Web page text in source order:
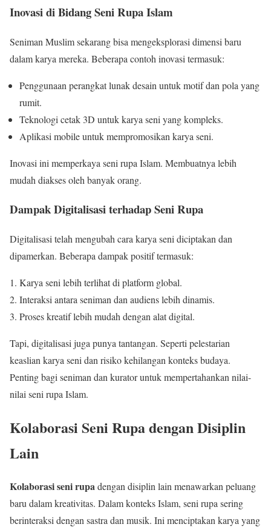
Inovasi di Bidang Seni Rupa Islam
Seniman Muslim sekarang bisa mengeksplorasi dimensi baru
dalam karya mereka. Beberapa contoh inovasi termasuk:
Penggunaan perangkat lunak desain untuk motif dan pola yang
rumit.
Teknologi cetak 3D untuk karya seni yang kompleks.
Aplikasi mobile untuk mempromosikan karya seni.
Inovasi ini memperkaya seni rupa Islam. Membuatnya lebih
mudah diakses oleh banyak orang.
Dampak Digitalisasi terhadap Seni Rupa
Digitalisasi telah mengubah cara karya seni diciptakan dan
dipamerkan. Beberapa dampak positif termasuk:
Karya seni lebih terlihat di platform global.
Interaksi antara seniman dan audiens lebih dinamis.
Proses kreatif lebih mudah dengan alat digital.
Tapi, digitalisasi juga punya tantangan. Seperti pelestarian
keaslian karya seni dan risiko kehilangan konteks budaya.
Penting bagi seniman dan kurator untuk mempertahankan nilai-
nilai seni rupa Islam.
Kolaborasi Seni Rupa dengan Disiplin
Lain
Kolaborasi seni rupadengan disiplin lain menawarkan peluang
baru dalam kreativitas. Dalam konteks Islam, seni rupa sering
berinteraksi dengan sastra dan musik. Ini menciptakan karya yang